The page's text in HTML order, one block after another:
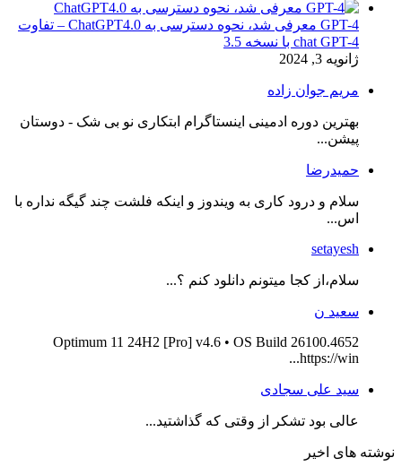
GPT-4 معرفی شد، نحوه دسترسی به ChatGPT4.0 – تفاوت
chat GPT-4 با نسخه 3.5
ژانویه 3, 2024
مریم جوان زاده
بهترین دوره ادمینی اینستاگرام ابتکاری نو بی شک - دوستان
پیشن...
حمیدرضا
سلام و درود کاری به ویندوز و اینکه فلشت چند گیگه نداره با
اس...
setayesh
سلام،از کجا میتونم دانلود کنم ؟...
سعید ن
Optimum 11 24H2 [Pro] v4.6 • OS Build 26100.4652
https://win...
سید علی سجادی
عالی بود تشکر از وقتی که گذاشتید...
نوشته های اخیر